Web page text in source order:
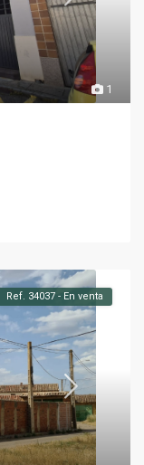
1
Ref. 34037 - En venta